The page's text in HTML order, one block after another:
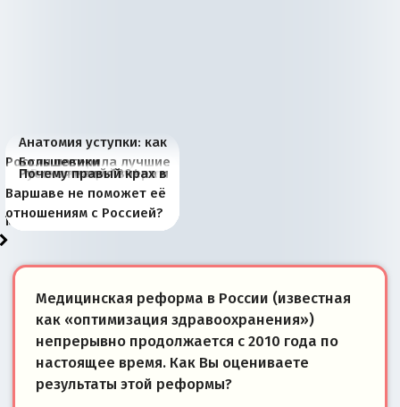
Анатомия уступки: как
Россия потеряла лучшие
рыбопромысловые
районы Баренцева
моря
Большевики
отличаются от «Яблока»
тем, что они -
победители
Киевская марионетка
Запада рассказала о
«переобувании» хозяев
В России назрели
перемены: 15 шагов к
суверенной экономике
Миграционный пожар
Европы
Россия начинает
сбрасывать балласт
Анкориджа
Россия зимой 1904
года: первые уступки во
внутренней политике
Русская нация вчера и
сегодня
Почему правый крах в
Варшаве не поможет её
отношениям с Россией?
Медицинская реформа в России (известная
как «оптимизация здравоохранения»)
непрерывно продолжается с 2010 года по
настоящее время. Как Вы оцениваете
результаты этой реформы?